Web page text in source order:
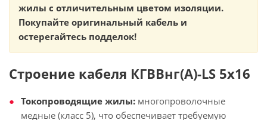
жилы с отличительным цветом изоляции.
Покупайте оригинальный кабель и
остерегайтесь подделок!
Строение кабеля КГВВнг(А)-LS 5х16
Токопроводящие жилы: многопроволочные
медные (класс 5), что обеспечивает требуемую